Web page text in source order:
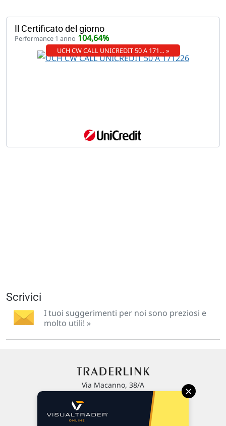
Il Certificato del giorno
Performance 1 anno 104,64%
UCH CW CALL UNICREDIT 50 A 171… »
Scrivici
I tuoi suggerimenti per noi sono preziosi e
molto utili! »
Via Macanno, 38/A
P.IVA 02 452 460 401
×